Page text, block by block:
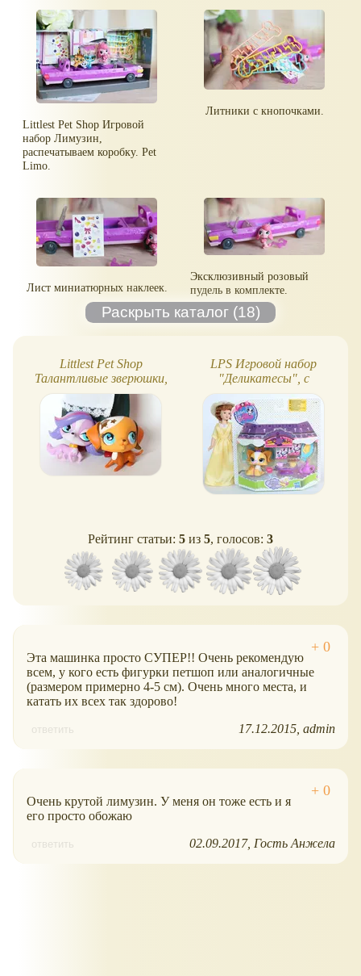
Littlest Pet Shop Игровой
набор Лимузин,
распечатываем коробку. Pet
Limo.
Литники с кнопочками.
Лист миниатюрных наклеек.
Эксклюзивный розовый
пудель в комплекте.
Littlest Pet Shop
Талантливые зверюшки,
набор
LPS Игровой набор
"Деликатесы", с
собачкой
Рейтинг статьи: 5 из 5, голосов: 3
Эта машинка просто СУПЕР!! Очень рекомендую
всем, у кого есть фигурки петшоп или аналогичные
(размером примерно 4-5 см). Очень много места, и
катать их всех так здорово!
ответить 17.12.2015 admin
Очень крутой лимузин. У меня он тоже есть и я
его просто обожаю
ответить 02.09.2017 Гость Анжела